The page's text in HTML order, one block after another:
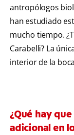
antropólogos
han estudiado
mucho tiempo.
Carabelli? La
interior de la
¿Qué hay
adicional en